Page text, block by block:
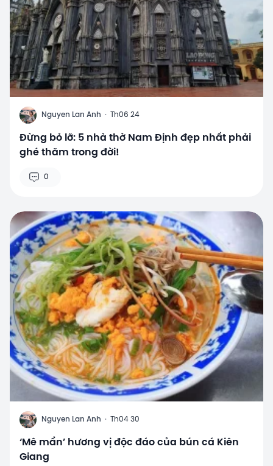
N Nguyen Lan Anh · Th06 24
Đừng bỏ lỡ: 5 nhà thờ Nam Định đẹp nhất phải
ghé thăm trong đời!
0
N Nguyen Lan Anh · Th04 30
‘Mê mẩn’ hương vị độc đáo của bún cá Kiên
Giang